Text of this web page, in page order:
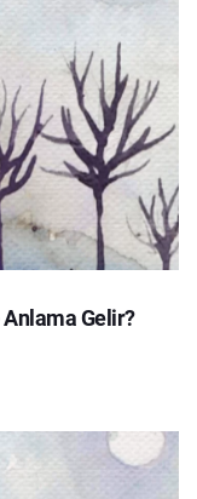
Anlama Gelir?